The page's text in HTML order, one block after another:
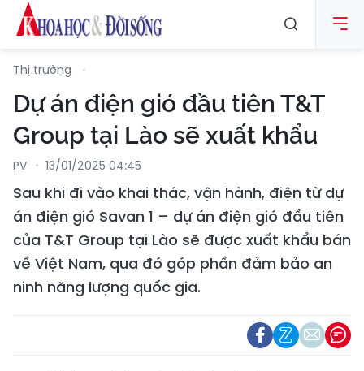
Thị trường
Dự án điện gió đầu tiên T&T
Group tại Lào sẽ xuất khẩu
PV 13/01/2025 04:45
Sau khi đi vào khai thác, vận hành, điện từ dự
án điện gió Savan 1 – dự án điện gió đầu tiên
của T&T Group tại Lào sẽ được xuất khẩu bán
về Việt Nam, qua đó góp phần đảm bảo an
ninh năng lượng quốc gia.